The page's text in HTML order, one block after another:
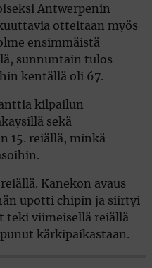
Antwerpenin
otteitaan myös
ensimmäistä
sunnuntain tulos
kentällä oli 67.
kilpailun
sekä
15. reiällä, minkä
Kanekon avaus
upotti chipin ja siirtyi
teki viimeisellä reiällä
kärkipaikastaan.